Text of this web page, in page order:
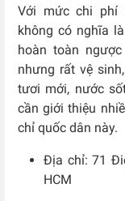
Với mức chi phí
không có nghĩa
hoàn toàn
nhưng rất vệ
tươi mới, nước
cần giới thiệu
chỉ quốc dân này.
Địa chỉ:71
HCM